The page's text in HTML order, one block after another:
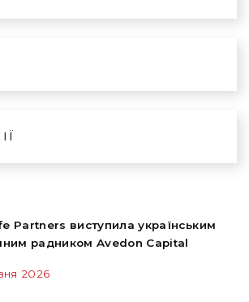
Partners виступила українським
радником Avedon Capital
2026